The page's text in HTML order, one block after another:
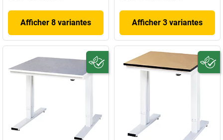
Afficher 8 variantes Afficher 3 variantes